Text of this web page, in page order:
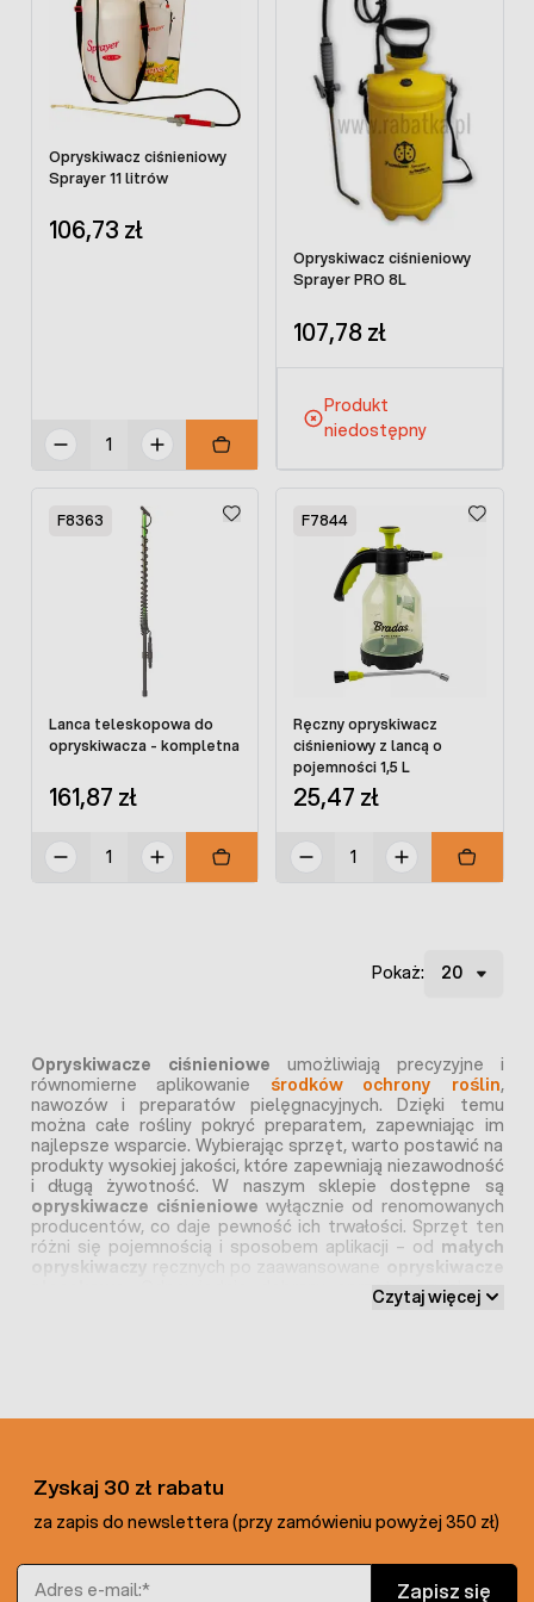
Opryskiwacz ciśnieniowy
Sprayer 11 litrów
106,73 zł
Opryskiwacz ciśnieniowy
Sprayer PRO 8L
107,78 zł
Produkt
niedostępny
F8363
Lanca teleskopowa do
opryskiwacza - kompletna
161,87 zł
F7844
Ręczny opryskiwacz
ciśnieniowy z lancą o
pojemności 1,5 L
25,47 zł
Pokaż:
Opryskiwacze ciśnieniowe umożliwiają precyzyjne i
równomierne aplikowanie środków ochrony roślin,
nawozów i preparatów pielęgnacyjnych. Dzięki temu
można całe rośliny pokryć preparatem, zapewniając im
najlepsze wsparcie. Wybierając sprzęt, warto postawić na
produkty wysokiej jakości, które zapewniają niezawodność
i długą żywotność. W naszym sklepie dostępne są
opryskiwacze ciśnieniowe wyłącznie od renomowanych
producentów, co daje pewność ich trwałości. Sprzęt ten
różni się pojemnością i sposobem aplikacji – od małych
opryskiwaczy
ręcznych po zaawansowane
opryskiwacze
. Odpowiednio dobrany sprzęt pozwala na
skuteczną ochronę roślin, a jednocześnie bardzo ułatwia i
najpopularniejsze rodzaje
Opryskiwacze ciśnieniowe
występują w różnych
sposobem użytkowania. Najpopularniejsze są małe
Czytaj więcej
Zyskaj 30 zł rabatu
za zapis do newslettera (przy zamówieniu powyżej 350 zł)
Adres e-mail
Zapisz się